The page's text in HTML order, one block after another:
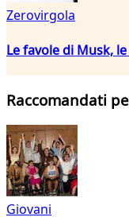
Zerovirgola
Le favole di Musk,
Raccomandati
Giovani